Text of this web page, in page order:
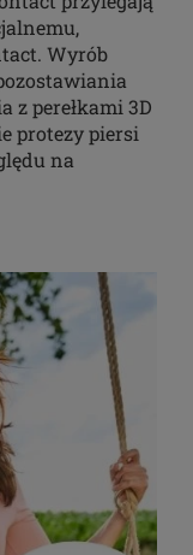
Wyrób
z perełkami 3D
protezy piersi
na